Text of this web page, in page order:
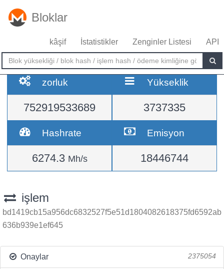
Bloklar
kâşif İstatistikler Zenginler Listesi API
zorluk
752919533689
Yükseklik
3737335
Hashrate
6274.3 Mh/s
Emisyon
18446744
işlem
bd1419cb15a956dc6832527f5e51d1804082618375fd6592ab
636b939e1ef645
Onaylar 2375054